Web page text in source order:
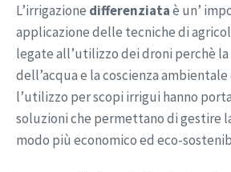
L’irrigazione differenziataè un’
applicazione delle tecniche di
legate all’utilizzo dei droni perchè la
dell’acqua e la coscienza
l’utilizzo per scopi irrigui hanno
soluzioni che permettano di gestire
modo più economico ed eco-